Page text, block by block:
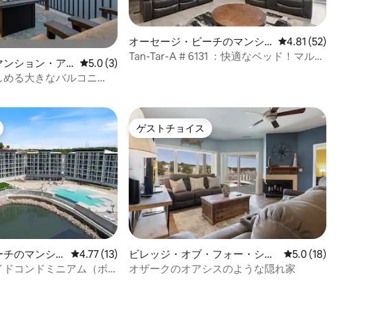
の平均評価
ション・ア
レビュー3件、5つ星中5.0つ星の平均評価
5.0 (3)
る大きなバルコニ
オーセージ・ビーチのマンシ
ョン・アパート
レビュー52件、5つ
4.81 (52)
Tan-Tar-A # 6131 ：快適なベッド！マルガ
チのマンシ
レビュー13件、5つ星中4.77つ星の平均評価
4.77 (13)
コンドミニアム（ボ
ゲストチョイス
ゲストチョイス
ビレッジ・オブ・フォー・シー
ズンズのマンション・アパート
レビュー18件、5つ
5.0 (18)
オザークのオアシスのような隠れ家